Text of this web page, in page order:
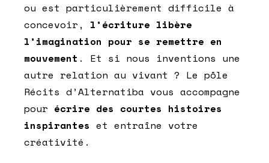
ou est particulièrement difficile à
concevoir, l’écriture libère
l’imagination pour se remettre en
mouvement . Et si nous inventions une
autre relation au vivant ? Le pôle
Récits d’Alternatiba vous accompagne
pour écrire des courtes histoires
inspirantes et entraîne votre
créativité.